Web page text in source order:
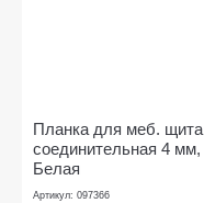
Планка для меб. щита
соединительная 4 мм,
Белая
Артикул: 097366